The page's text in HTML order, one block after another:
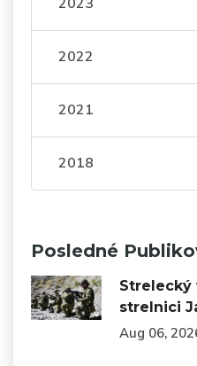
2022
2021
2018
Posledné
Strelecký
strelnici
Aug 06,